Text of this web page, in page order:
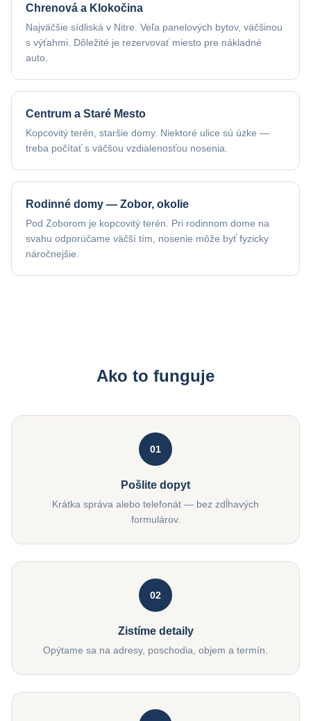
Chrenová a Klokočina
Najväčšie sídliská v Nitre. Veľa panelových bytov, väčšinou
s výťahmi. Dôležité je rezervovať miesto pre nákladné
auto.
Centrum a Staré Mesto
Kopcovitý terén, staršie domy. Niektoré ulice sú úzke —
treba počítať s väčšou vzdialenosťou nosenia.
Rodinné domy — Zobor, okolie
Pod Zoborom je kopcovitý terén. Pri rodinnom dome na
svahu odporúčame väčší tím, nosenie môže byť fyzicky
náročnejšie.
Ako to funguje
01
Pošlite dopyt
Krátka správa alebo telefonát — bez zdĺhavých
formulárov.
02
Zistíme detaily
Opýtame sa na adresy, poschodia, objem a termín.